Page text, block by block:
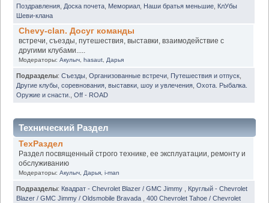
Поздравления Доска почета Мемориал Наши братья меньшие КлУбы
Шеви-клана
Chevy-clan. Досуг команды
встречи, съезды, путешествия, выставки, взаимодействие с
другими клубами.....
Модераторы: Акулыч, hasaut, Дарья
Подразделы: Съезды Организованные встречи Путешествия и отпуск
Другие клубы, соревнования, выставки, шоу и увлечения Охота. Рыбалка.
Оружие и снасти.
Off - ROAD
Технический Раздел
ТехРаздел
Раздел посвященный строго технике, ее эксплуатации, ремонту и
обслуживанию
Модераторы: Акулыч, Дарья, i-man
Подразделы: Квадрат - Chevrolet Blazer / GMC Jimmy
Круглый - Chevrolet
Blazer / GMC Jimmy / Oldsmobile Bravada
400 Chevrolet Tahoe / Chevrolet